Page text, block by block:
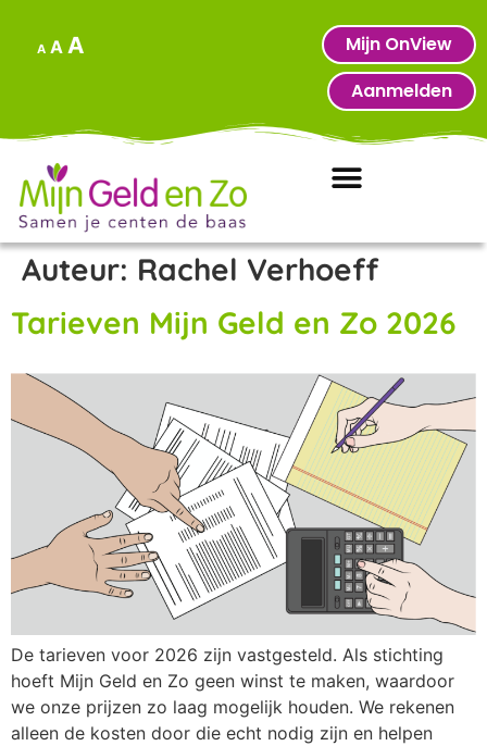
A A A
Mijn OnView
Aanmelden
Auteur: Rachel Verhoeff
Tarieven Mijn Geld en Zo 2026
De tarieven voor 2026 zijn vastgesteld. Als stichting
hoeft Mijn Geld en Zo geen winst te maken, waardoor
we onze prijzen zo laag mogelijk houden. We rekenen
alleen de kosten door die echt nodig zijn en helpen